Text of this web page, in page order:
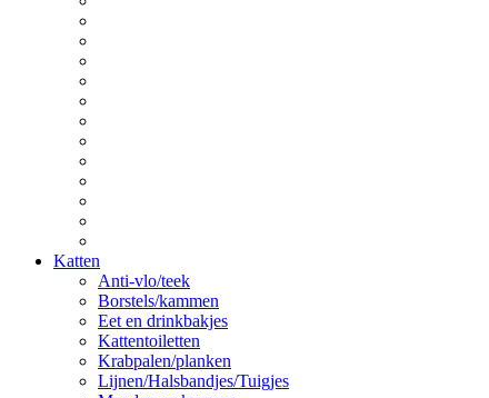
Katten
Anti-vlo/teek
Borstels/kammen
Eet en drinkbakjes
Kattentoiletten
Krabpalen/planken
Lijnen/Halsbandjes/Tuigjes